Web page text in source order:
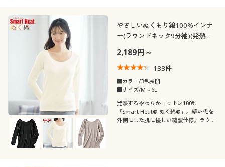
大きいサイズ レディース下着
大きいサイズ メンズ
大きいサイズ 事務・制服
シークレットセール
商品カテゴリ一覧
カタログ・チラシからのご注文
デジタルカタログ
カタログ無料プレゼント
会員メニュー
SS 3L
7L 8L
ブラカップサ
イズ
AA B D
E F H I
やさしいぬくもり綿100%インナ
ー(ラウンドネック9分袖)(発熱す
く綿®)
2,189円～
133件
■カラー/3色展開
■サイズ/M～6L
発熱するやわらかコットン100%
「Smart Heat® ぬく綿®」。縫い代を
外側にした肌に優しい縫製仕様。ラウン